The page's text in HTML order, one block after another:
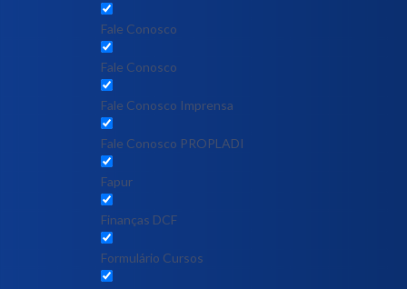
Fale Conosco
Fale Conosco
Fale Conosco Imprensa
Fale Conosco PROPLADI
Fapur
Finanças DCF
Formulário Cursos